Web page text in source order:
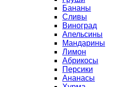
Бананы
Сливы
Виноград
Апельсины
Мандарины
Лимон
Абрикосы
Персики
Ананасы